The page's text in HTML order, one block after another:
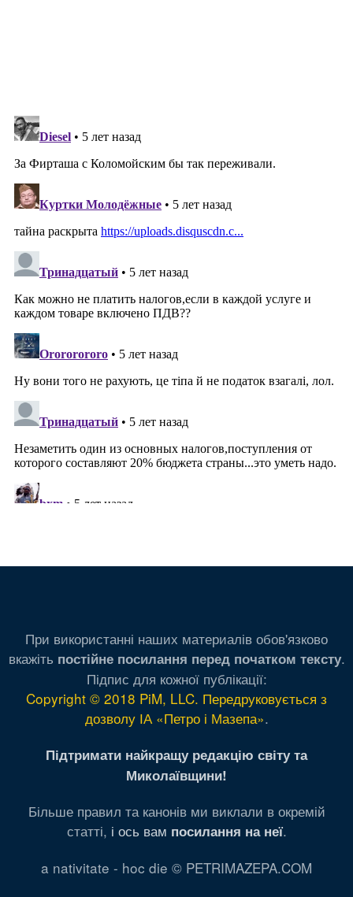
При використанні наших материалів обов'язково
вкажіть постійне посилання перед початком тексту.
Підпис для кожної публікації:
Copyright © 2018 PiM, LLC. Передруковується з
дозволу ІА «Петро і Мазепа».
Підтримати найкращу редакцію світу та
Миколаївщини!
Більше правил та канонів ми виклали в окремій
статті, і ось вам посилання на неї.
a nativitate - hoc die © PETRIMAZEPA.COM